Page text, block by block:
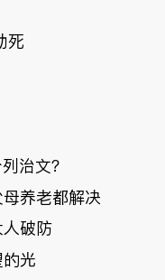
死
治文？
养老都解决
破防
光